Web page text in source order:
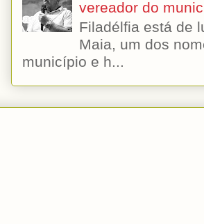
vereador do
Filadélfia está de
Maia, um dos
município e h...